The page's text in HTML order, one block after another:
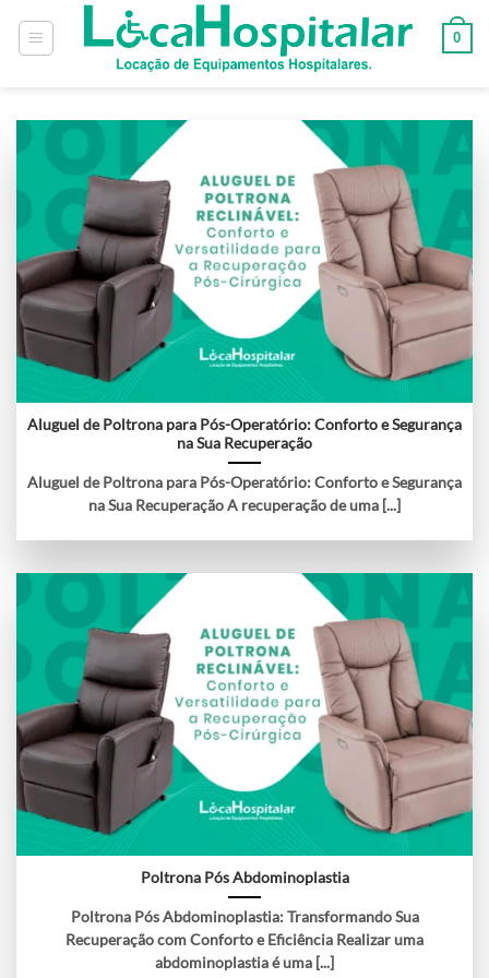
0
Aluguel de Poltrona para Pós-Operatório: Conforto e Segurança
na Sua Recuperação
Aluguel de Poltrona para Pós-Operatório: Conforto e Segurança
na Sua Recuperação A recuperação de uma [...]
Poltrona Pós Abdominoplastia
Poltrona Pós Abdominoplastia: Transformando Sua
Recuperação com Conforto e Eficiência Realizar uma
abdominoplastia é uma [...]